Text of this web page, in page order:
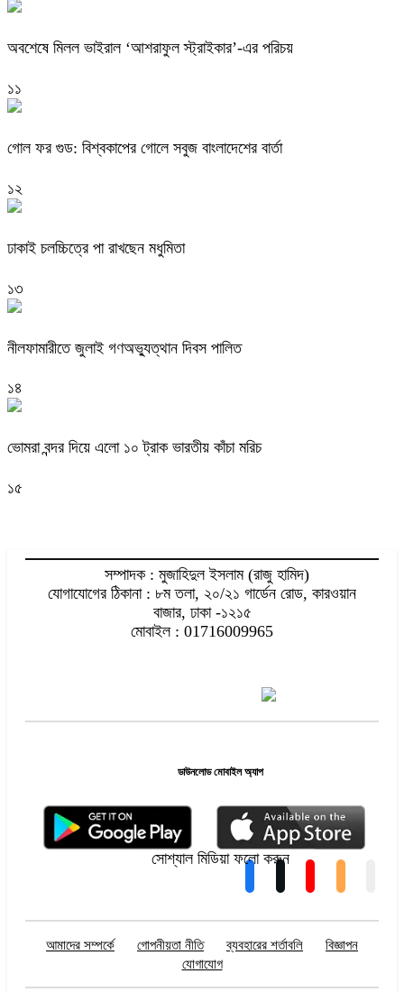
অবশেষে মিলল ভাইরাল ‘আশরাফুল স্ট্রাইকার’-এর পরিচয়
১১
গোল ফর গুড: বিশ্বকাপের গোলে সবুজ বাংলাদেশের বার্তা
১২
ঢাকাই চলচ্চিত্রে পা রাখছেন মধুমিতা
১৩
নীলফামারীতে জুলাই গণঅভ্যুত্থান দিবস পালিত
১৪
ভোমরা বন্দর দিয়ে এলো ১০ ট্রাক ভারতীয় কাঁচা মরিচ
১৫
সম্পাদক : মুজাহিদুল ইসলাম (রাজু হামিদ)
যোগাযোগের ঠিকানা : ৮ম তলা, ২০/২১ গার্ডেন রোড, কারওয়ান
বাজার, ঢাকা -১২১৫
মোবাইল : 01716009965
ডাউনলোড মোবাইল অ্যাপ
সোশ্যাল মিডিয়া ফলো করুন
আমাদের সম্পর্কে গোপনীয়তা নীতি ব্যবহারের শর্তাবলি
বিজ্ঞাপন
যোগাযোগ